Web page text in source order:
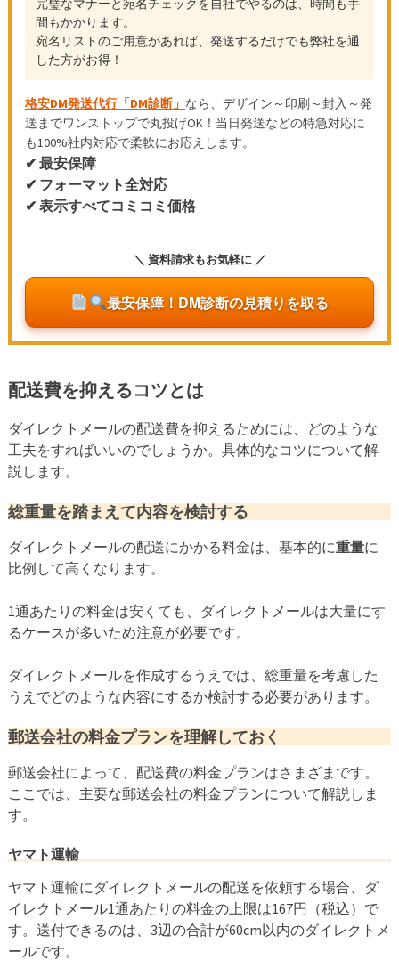
完璧なマナーと宛名チェックを自社でやるのは、時間も手
間もかかります。
宛名リストのご用意があれば、発送するだけでも弊社を通
した方がお得！
格安DM発送代行「DM診断」 なら、デザイン～印刷～封入～発
送までワンストップで丸投げOK！当日発送などの特急対応に
も100%社内対応で柔軟にお応えします。
✔ 最安保障
✔ フォーマット全対応
✔ 表示すべてコミコミ価格
＼ 資料請求もお気軽に ／
最安保障！DM診断の見積りを取る
配送費を抑えるコツとは
ダイレクトメールの配送費を抑えるためには、どのような
工夫をすればいいのでしょうか。具体的なコツについて解
説します。
総重量を踏まえて内容を検討する
ダイレクトメールの配送にかかる料金は、基本的に重量に
比例して高くなります。
1通あたりの料金は安くても、ダイレクトメールは大量にす
るケースが多いため注意が必要です。
ダイレクトメールを作成するうえでは、総重量を考慮した
うえでどのような内容にするか検討する必要があります。
郵送会社の料金プランを理解しておく
郵送会社によって、配送費の料金プランはさまざまです。
ここでは、主要な郵送会社の料金プランについて解説しま
す。
ヤマト運輸
ヤマト運輸にダイレクトメールの配送を依頼する場合、ダ
イレクトメール1通あたりの料金の上限は167円（税込）で
す。送付できるのは、3辺の合計が60cm以内のダイレクトメ
ールです。